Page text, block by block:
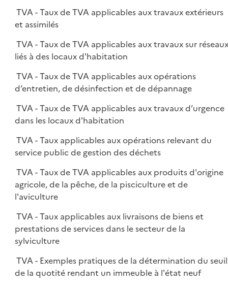
TVA - Taux de TVA applicables aux travaux extérieurs
et assimilés
TVA - Taux de TVA applicables aux travaux sur
liés à des locaux d'habitation
TVA - Taux de TVA applicables aux opérations
d’entretien, de désinfection et de dépannage
TVA - Taux de TVA applicables aux travaux d’urgence
dans les locaux d'habitation
TVA - Taux applicables aux opérations relevant du
service public de gestion des déchets
TVA - Taux de TVA applicables aux produits d'origine
agricole, de la pêche, de la pisciculture et de
l'aviculture
TVA - Taux applicables aux livraisons de biens et
prestations de services dans le secteur de la
sylviculture
TVA - Exemples pratiques de la détermination du seuil
de la quotité rendant un immeuble à l'état neuf